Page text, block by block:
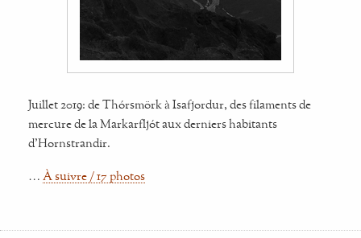
Juillet 2019: de Thórsmörk à Isafjordur, des filaments de
mercure de la Markarfljót aux derniers habitants
d'Hornstrandir.
… À suivre / 17 photos